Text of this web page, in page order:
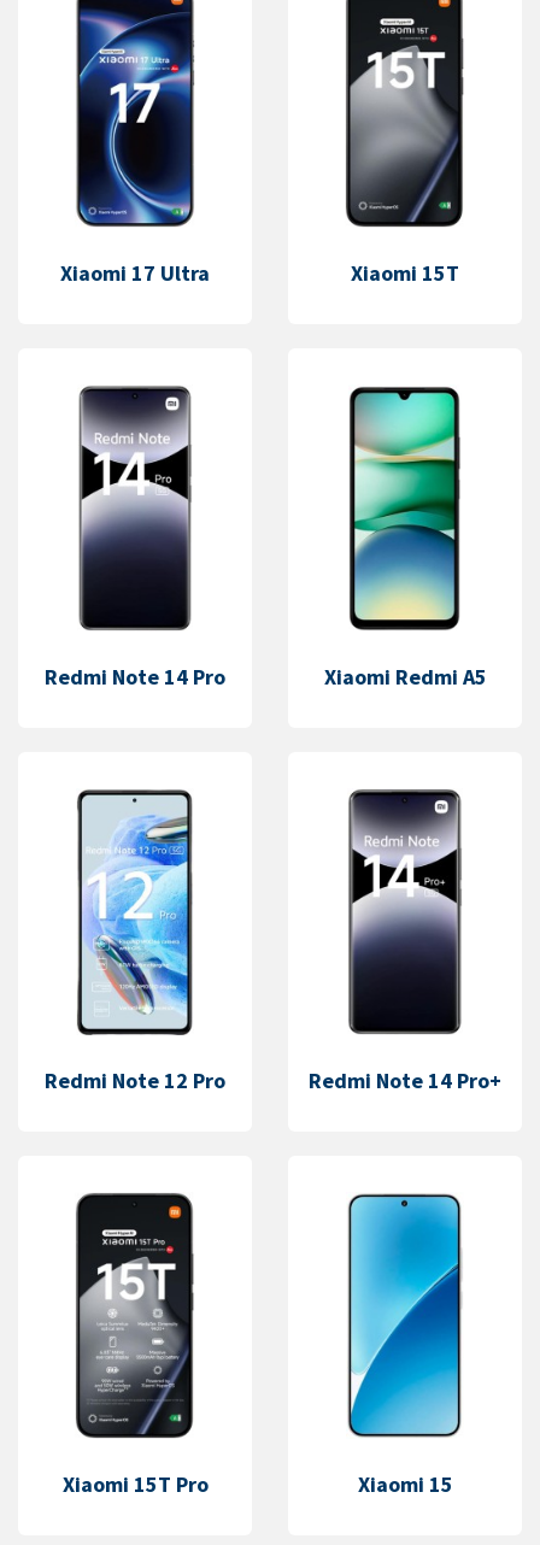
Xiaomi 17 Ultra Xiaomi 15T
Redmi Note 14 Pro Xiaomi Redmi A5
Redmi Note 12 Pro Redmi Note 14 Pro+
Xiaomi 15T Pro Xiaomi 15